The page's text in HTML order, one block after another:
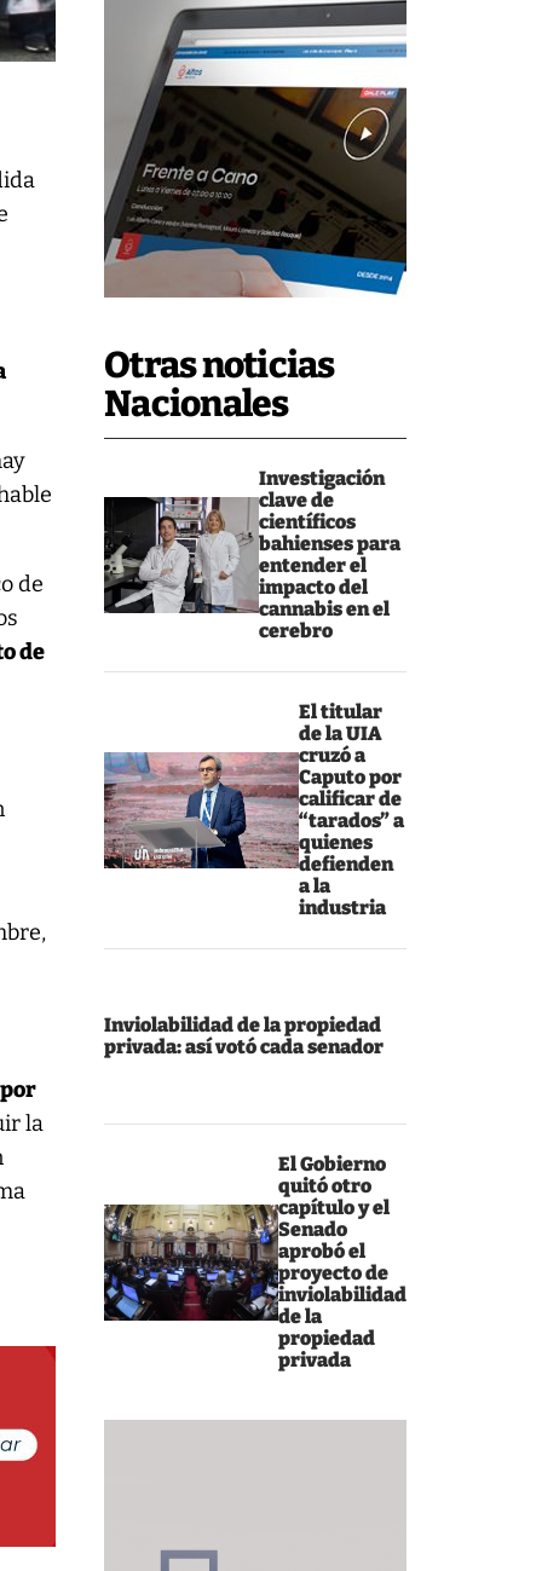
Otras noticias
Nacionales
Investigación
clave de
científicos
bahienses para
entender el
impacto del
cannabis en el
cerebro
El titular
de la UIA
cruzó a
Caputo por
calificar de
“tarados” a
quienes
defienden
a la
industria
Inviolabilidad de la propiedad
privada: así votó cada senador
El Gobierno
quitó otro
capítulo y el
Senado
aprobó el
proyecto de
inviolabilidad
de la
propiedad
privada
de
de
la